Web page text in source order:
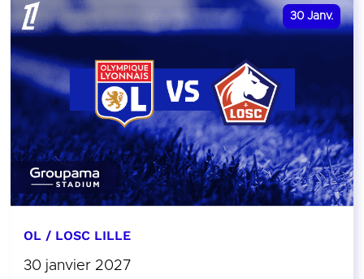
30 Janv.
OL / LOSC LILLE
30 janvier 2027